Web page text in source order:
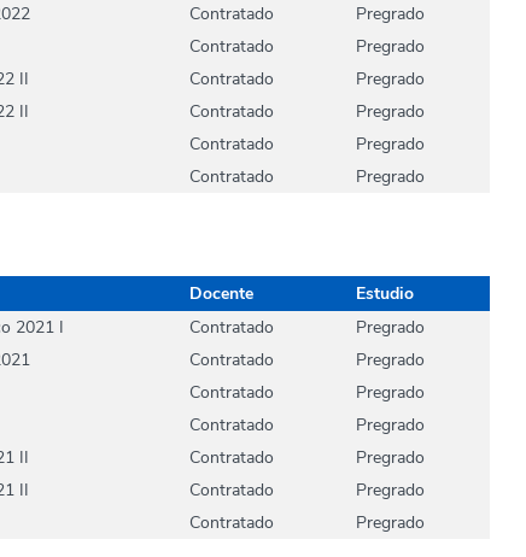
Contratado
Pregrado
Contratado
Pregrado
II Contratado
Pregrado
II Contratado
Pregrado
Contratado
Pregrado
Contratado Pregrado
Docente
Estudio
2021 I Contratado
Pregrado
Contratado
Pregrado
Contratado
Pregrado
Contratado
Pregrado
II Contratado
Pregrado
II Contratado
Pregrado
Contratado Pregrado